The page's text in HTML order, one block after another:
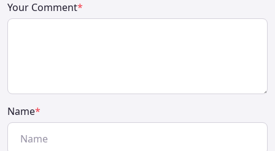
Your Comment*
Name*